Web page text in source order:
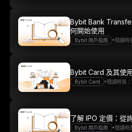
Bybit 用戶指南 •閱讀時
Bybit Bank
何開始使用
Bybit Card •閱讀時長
Bybit Card 及其使
Bybit 用戶指南 •閱讀時
了解 IPO 定價：從